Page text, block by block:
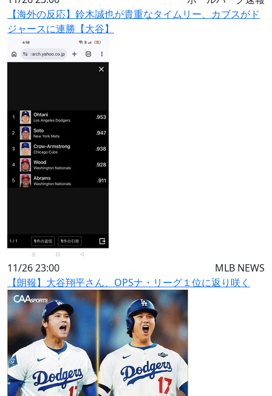
【海外の反応】鈴木誠也が貴重なタイムリー、カブスがド
ジャースに連勝【大谷】
11/26 23:00
MLB NEWS
【朗報】大谷翔平さん、OPSナ・リーグ１位に返り咲く